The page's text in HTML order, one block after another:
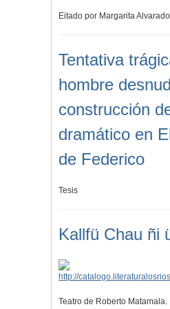
Eitado por Margarita
Tentativa
hombre
construcción
dramático en
de Federico
Tesis
Kallfü Chau ñi
Teatro de Roberto Matamala.